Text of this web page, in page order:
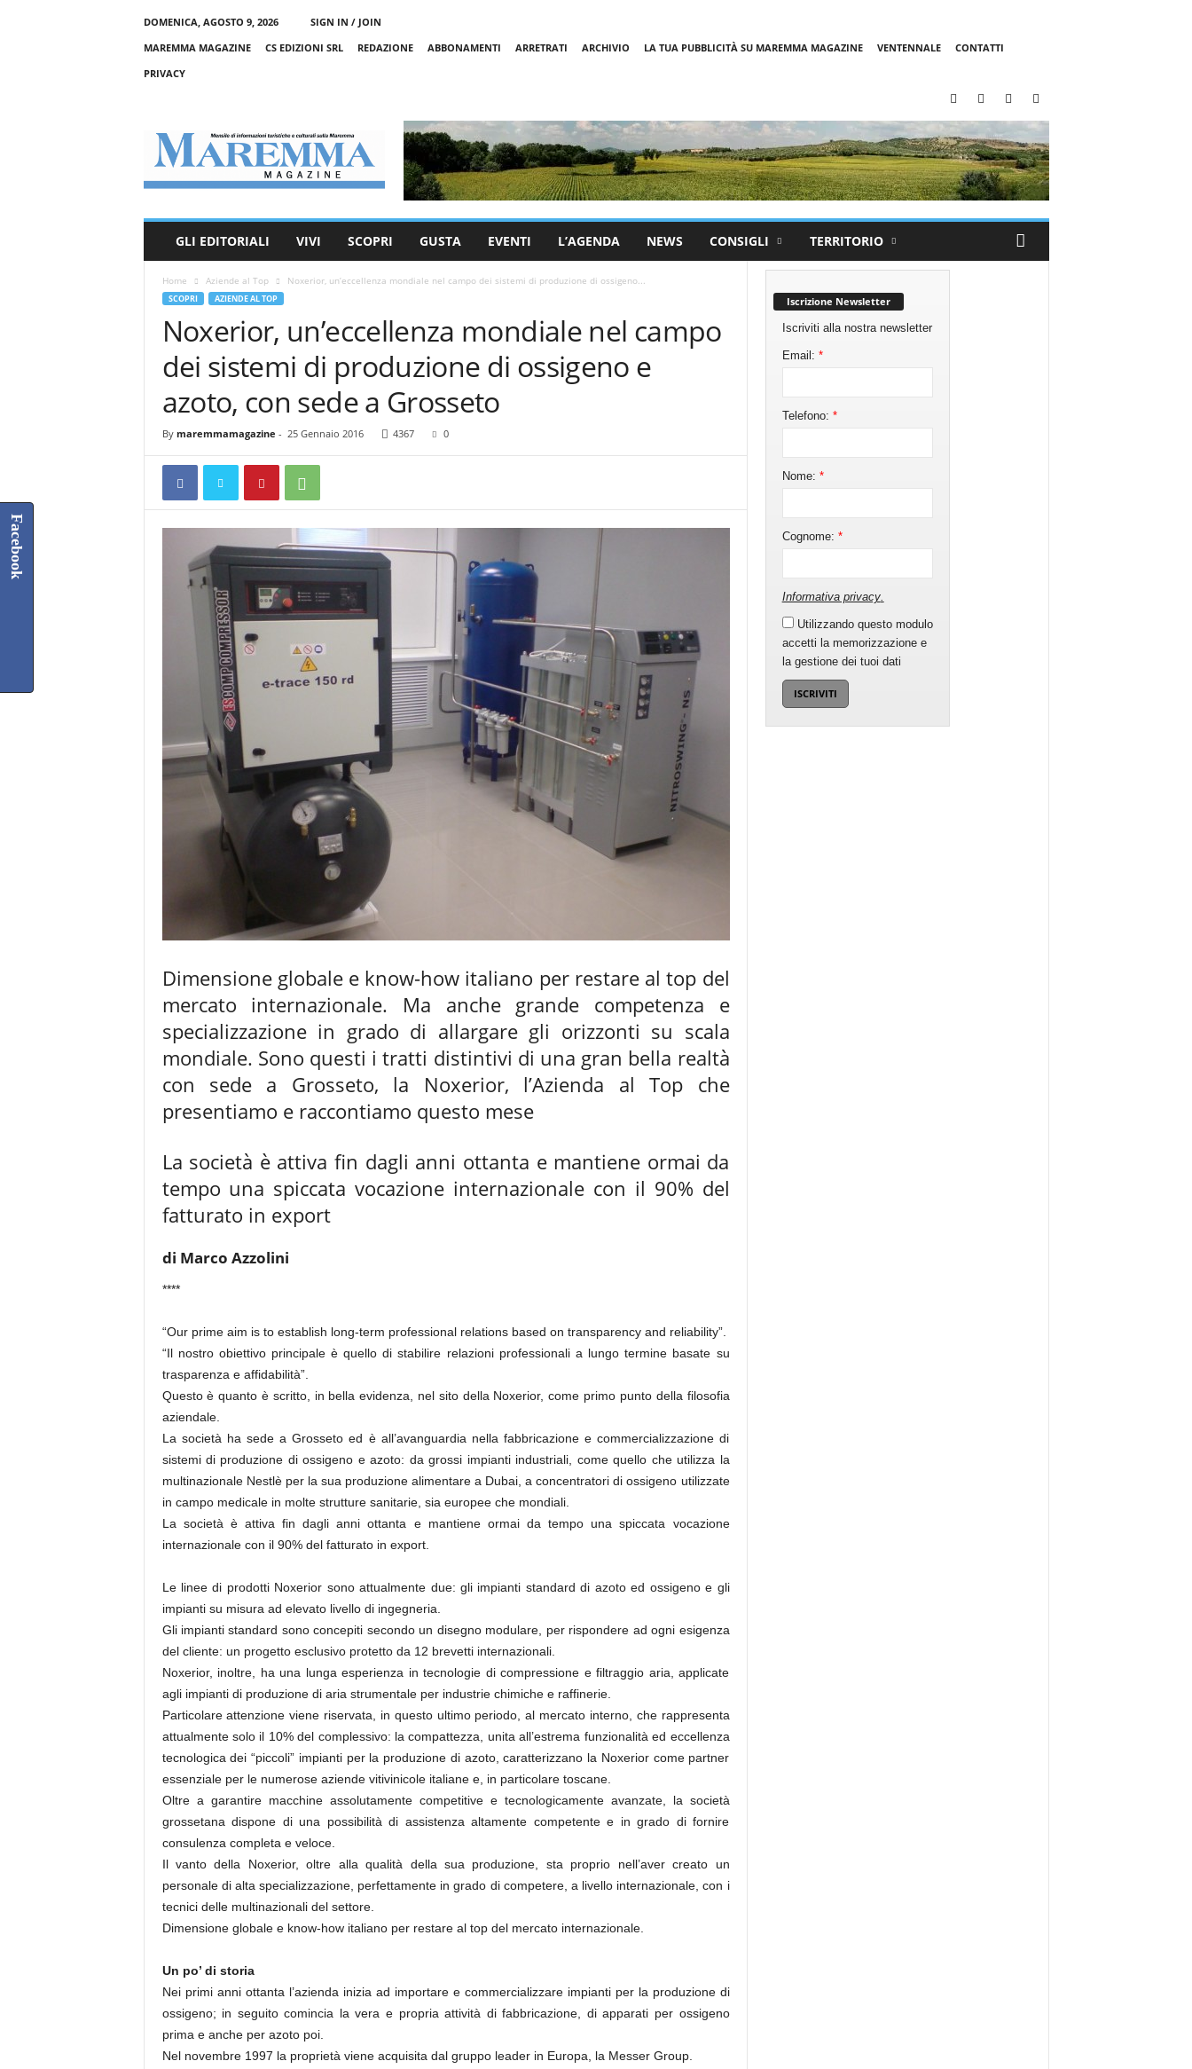
DOMENICA, AGOSTO 9, 2026
SIGN IN / JOIN
MAREMMA MAGAZINE
CS EDIZIONI SRL REDAZIONE ABBONAMENTI ARRETRATI ARCHIVIO LA TUA PUBBLICITÀ SU MAREMMA MAGAZINE VENTENNALE
CONTATTI
PRIVACY
m
GLI EDITORIALI VIVI SCOPRI GUSTA EVENTI L’AGENDA NEWS CONSIGLI TERRITORIO
Home Aziende al Top Noxerior, un’eccellenza mondiale nel campo dei sistemi di produzione di ossigeno...
SCOPRI AZIENDE AL TOP
Noxerior, un’eccellenza mondiale nel campo
dei sistemi di produzione di ossigeno e
azoto, con sede a Grosseto
By maremmamagazine - 25 Gennaio 2016 4367 0
Dimensione globale e know-how italiano per restare al top del
mercato internazionale. Ma anche grande competenza e
specializzazione in grado di allargare gli orizzonti su scala
mondiale. Sono questi i tratti distintivi di una gran bella realtà
con sede a Grosseto, la Noxerior, l’Azienda al Top che
presentiamo e raccontiamo questo mese
La società è attiva fin dagli anni ottanta e mantiene ormai da
tempo una spiccata vocazione internazionale con il 90% del
fatturato in export
di Marco Azzolini
****
“Our prime aim is to establish long-term professional relations based on transparency and reliability”.
“Il nostro obiettivo principale è quello di stabilire relazioni professionali a lungo termine basate su
trasparenza e affidabilità”.
Questo è quanto è scritto, in bella evidenza, nel sito della Noxerior, come primo punto della filosofia
aziendale.
La società ha sede a Grosseto ed è all’avanguardia nella fabbricazione e commercializzazione di
sistemi di produzione di ossigeno e azoto: da grossi impianti industriali, come quello che utilizza la
multinazionale Nestlè per la sua produzione alimentare a Dubai, a concentratori di ossigeno utilizzate
in campo medicale in molte strutture sanitarie, sia europee che mondiali.
La società è attiva fin dagli anni ottanta e mantiene ormai da tempo una spiccata vocazione
internazionale con il 90% del fatturato in export.
Le linee di prodotti Noxerior sono attualmente due: gli impianti standard di azoto ed ossigeno e gli
impianti su misura ad elevato livello di ingegneria.
Gli impianti standard sono concepiti secondo un disegno modulare, per rispondere ad ogni esigenza
del cliente: un progetto esclusivo protetto da 12 brevetti internazionali.
Noxerior, inoltre, ha una lunga esperienza in tecnologie di compressione e filtraggio aria, applicate
agli impianti di produzione di aria strumentale per industrie chimiche e raffinerie.
Particolare attenzione viene riservata, in questo ultimo periodo, al mercato interno, che rappresenta
attualmente solo il 10% del complessivo: la compattezza, unita all’estrema funzionalità ed eccellenza
tecnologica dei “piccoli” impianti per la produzione di azoto, caratterizzano la Noxerior come partner
essenziale per le numerose aziende vitivinicole italiane e, in particolare toscane.
Oltre a garantire macchine assolutamente competitive e tecnologicamente avanzate, la società
grossetana dispone di una possibilità di assistenza altamente competente e in grado di fornire
consulenza completa e veloce.
Il vanto della Noxerior, oltre alla qualità della sua produzione, sta proprio nell’aver creato un
personale di alta specializzazione, perfettamente in grado di competere, a livello internazionale, con i
tecnici delle multinazionali del settore.
Dimensione globale e know-how italiano per restare al top del mercato internazionale.
Un po’ di storia
Nei primi anni ottanta l’azienda inizia ad importare e commercializzare impianti per la produzione di
ossigeno; in seguito comincia la vera e propria attività di fabbricazione, di apparati per ossigeno
prima e anche per azoto poi.
Nel novembre 1997 la proprietà viene acquisita dal gruppo leader in Europa, la Messer Group.
Iscrizione Newsletter
Iscriviti alla nostra newsletter
Email: *
Telefono: *
Nome: *
Cognome: *
Informativa privacy.
Utilizzando questo modulo
accetti la memorizzazione e
la gestione dei tuoi dati
Facebook